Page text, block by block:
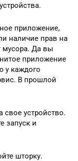
приложение,
наличие прав на
мусора. Да вы
приложение
у каждого
В прошлой
свое устройство.
запуск и
шторку.